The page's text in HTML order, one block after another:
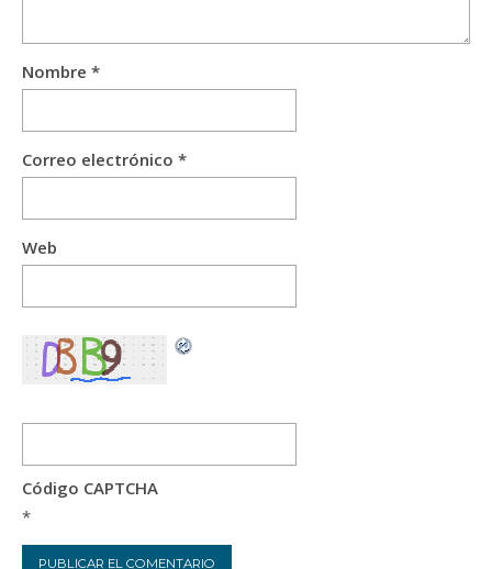
Nombre *
Correo electrónico *
Web
Código CAPTCHA
*